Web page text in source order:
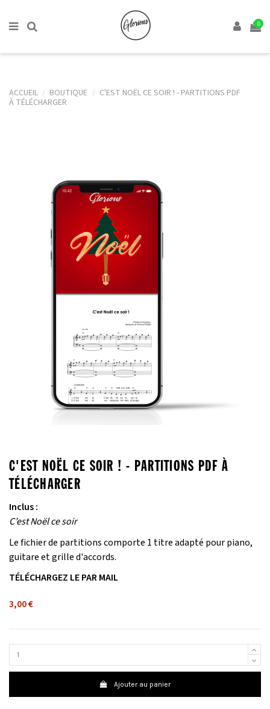
0
ACCUEIL BOUTIQUE
C'EST NOËL CE SOIR ! - PARTITIONS PDF
À TÉLÉCHARGER
C'EST NOËL CE SOIR ! - PARTITIONS PDF À
TÉLÉCHARGER
Inclus :
C’est Noël ce soir
Le fichier de partitions comporte 1 titre adapté pour piano,
guitare et grille d'accords.
TÉLÉCHARGEZ LE PAR MAIL
3,00 €
Ajouter au panier